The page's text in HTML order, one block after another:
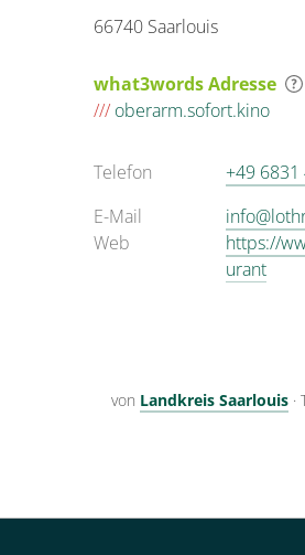
66740 Saarlouis
what3words Adresse
/// oberarm.sofort.kino
Telefon
+49 6831
E-Mail
Web
https://
urant
von Landkreis Saarlouis ·